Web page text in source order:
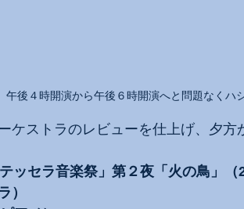
午後４時開演から午後６時開演へと問題なくハ
ケストラのレビューを仕上げ、夕方
ッセラ音楽祭」第２夜「火の鳥」（
）